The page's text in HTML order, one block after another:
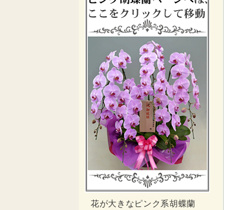
花が大きなピンク系胡蝶蘭